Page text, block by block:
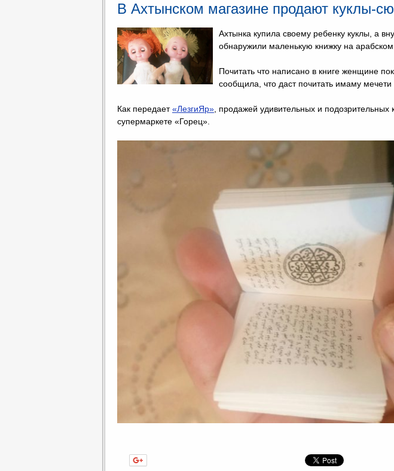
В Ахтынском магазине продают куклы-
Ахтынка купила своему ребенку куклы, а
обнаружили маленькую книжку на арабском
Почитать что написано в книге женщине
сообщила, что даст почитать имаму мечети
Как передает«ЛезгиЯр» , продажей удивительных и
супермаркете «Горец».